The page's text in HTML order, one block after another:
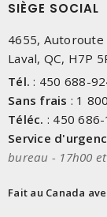
SIÈGE SOCIAL
4655, Autoroute
Laval, QC, H7P
Tél. : 450 688-
Sans frais : 1
Téléc. : 450
Service
bureau - 17h00
Fait au Canada